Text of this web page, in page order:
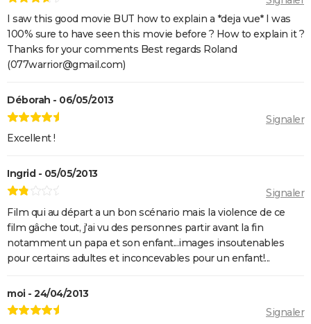
Decision to leave
Seven
A Couteaux Tirés : synopsis, casting, streaming, avis,
Shutter Island
Zodiac : synopsis, casting, bande-annonce, histoire
vraie, streaming...
Fight Club
Le Silence des agneaux
Pulp Fiction
Les Crimes du futur
Drive : Ryan Gosling conduit-il vraiment dans le
I saw this good movie BUT how to explain a *deja vue* I was
100% sure to have seen this movie before ? How to explain it ?
Thanks for your comments Best regards Roland
(077warrior@gmail.com)
Déborah - 06/05/2013
Signaler
Excellent !
Ingrid - 05/05/2013
Signaler
Film qui au départ a un bon scénario mais la violence de ce
film gâche tout, j'ai vu des personnes partir avant la fin
notamment un papa et son enfant...images insoutenables
pour certains adultes et inconcevables pour un enfant!...
moi - 24/04/2013
Signaler